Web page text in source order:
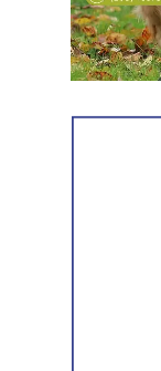
camiones
el ritmo de
mantenimiento
Por otra parte, el
sectores más